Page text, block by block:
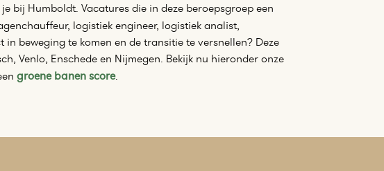
bij Humboldt. Vacatures die in deze beroepsgroep een
logistiek engineer, logistiek analist,
beweging te komen en de transitie te versnellen? Deze
Venlo, Enschede en Nijmegen. Bekijk nu hieronder onze
groene banen score.